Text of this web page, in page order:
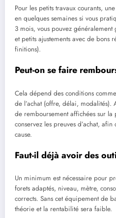
Pour les petits travaux courants,
en quelques semaines si vous
3 mois, vous pouvez
et petits ajustements avec de bons
finitions).
Peut-on se faire
Cela dépend des conditions
de l’achat (offre, délai, modalités).
de remboursement affichées sur
conservez les preuves d’achat,
cause.
Faut-il déjà avoir des
Un minimum est nécessaire pour
forets adaptés, niveau, mètre,
corrects. Sans cet équipement de
théorie et la rentabilité sera faible.